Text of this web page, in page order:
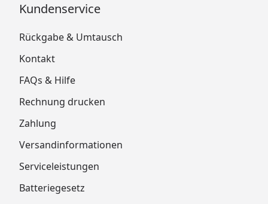
Kundenservice
Rückgabe & Umtausch
Kontakt
FAQs & Hilfe
Rechnung drucken
Zahlung
Versandinformationen
Serviceleistungen
Batteriegesetz